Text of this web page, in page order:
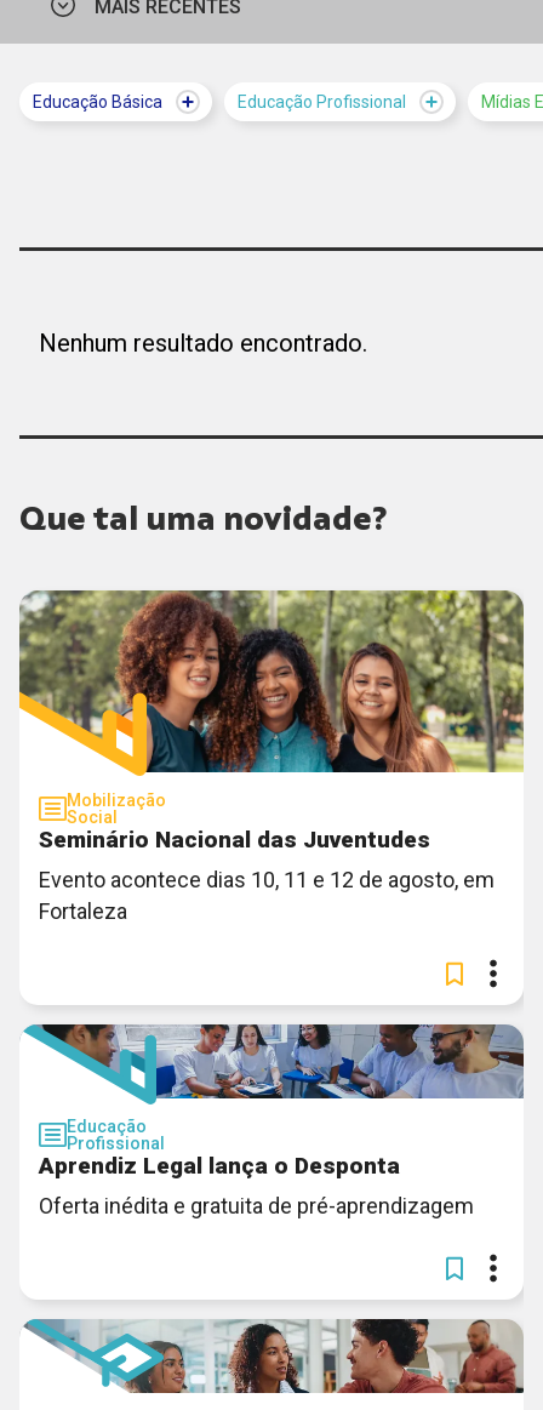
MAIS RECENTES
Educação Básica Educação Profissional Mídias
Nenhum resultado encontrado.
Que tal uma novidade?
Mobilização
Social
Seminário Nacional das Juventudes
Evento acontece dias 10, 11 e 12 de agosto, em
Fortaleza
Educação
Profissional
Aprendiz Legal lança o Desponta
Oferta inédita e gratuita de pré-aprendizagem